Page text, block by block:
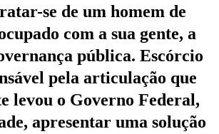
se de um homem de
com a sua gente, a
pública. Escórcio
pela articulação que
levou o Governo Federal,
apresentar uma solução